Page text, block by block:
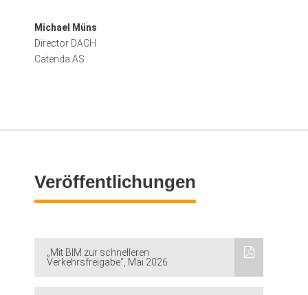
Michael Müns
Director DACH
Catenda AS
Veröffentlichungen
„Mit BIM zur schnelleren
Verkehrsfreigabe“, Mai 2026